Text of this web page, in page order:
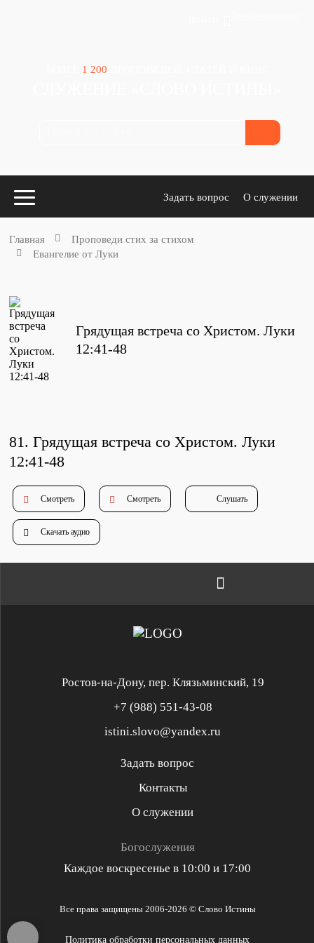
1 200
Задать вопрос О служении
стих за стихом
Актуальные конспекты проповедей
Тематические проповеди
Библейская школа.
Душепопечение
Служение «Слово Истины»
Служение «Слово Истины»
Главная
Проповеди стих за стихом
Евангелие от Луки
Грядущая встреча со Христом. Луки
12:41-48
81.Грядущая встреча со Христом.Луки
12:41-48
Смотреть Смотреть Слушать
Скачать аудио
Служение «Слово Истины»
Разъяснительная проповедь
Библейские решения
Служение «Слово Истины»
Проповедь стих за стихом
Ростов-на-Дону, пер. Клязьминский, 19
+7 (988) 551-43-08
istini.slovo@yandex.ru
Все права защищены 2006-2026 © Слово Истины
Задать вопрос
Контакты
О служении
Богослужения
Каждое воскресенье в 10:00 и 17:00
Политика обработки персональных данных